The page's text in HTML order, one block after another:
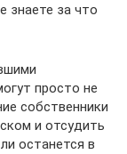
знаете за что
просто не
собственники
и отсудить
останется в